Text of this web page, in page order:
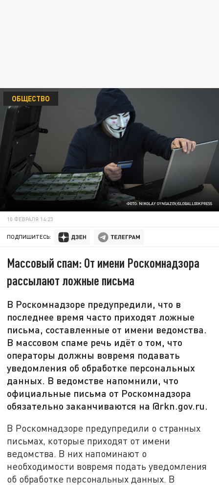
ФОТО: NIKOLAY GYNGAZOV/GLOBALLOOKPRESS
ОБЩЕСТВО
10 ФЕВРАЛЯ 14:23
ПОДПИШИТЕСЬ:
Массовый спам: От имени Роскомнадзора
рассылают ложные письма
В Роскомнадзоре предупредили, что в
последнее время часто приходят ложные
письма, составленные от имени ведомства.
В массовом спаме речь идёт о том, что
операторы должны вовремя подавать
уведомления об обработке персональных
данных. В ведомстве напомнили, что
официальные письма от Роскомнадзора
обязательно заканчиваются на @rkn.gov.ru.
В Роскомнадзоре предупредили о странных
письмах, которые приходят от имени
ведомства. В них напоминают о
необходимости вовремя подать уведомления
об обработке персональных данных. В